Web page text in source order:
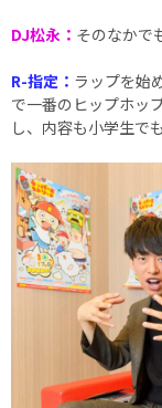
DJ松永： そのなかで
R-指定： ラップを始
で一番のヒップホッ
し、内容も小学生で